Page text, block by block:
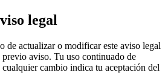
legal
de actualizar o modificar este aviso legal
aviso. Tu uso continuado de
cualquier cambio indica tu aceptación del